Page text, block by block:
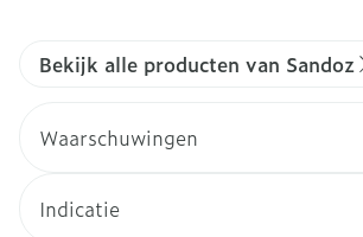
Bekijk alle producten van Sandoz
Waarschuwingen
Indicatie